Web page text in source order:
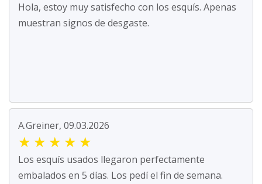
Hola, estoy muy satisfecho con los esquís. Apenas
muestran signos de desgaste.
A.Greiner, 09.03.2026
★ ★ ★ ★ ★
Los esquís usados llegaron perfectamente
embalados en 5 días. Los pedí el fin de semana.